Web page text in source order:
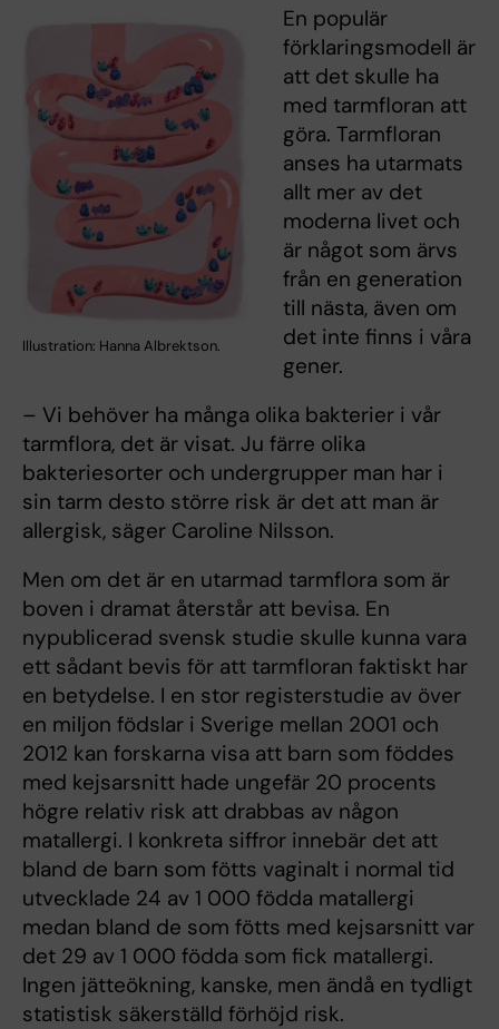
Illustration: Hanna Albrektson.
En populär
förklaringsmodell är
att det skulle ha
med tarmfloran att
göra. Tarmfloran
anses ha utarmats
allt mer av det
moderna livet och
är något som ärvs
från en generation
till nästa, även om
det inte finns i våra
gener.
– Vi behöver ha många olika bakterier i vår
tarmflora, det är visat. Ju färre olika
bakteriesorter och undergrupper man har i
sin tarm desto större risk är det att man är
allergisk, säger Caroline Nilsson.
Men om det är en utarmad tarmflora som är
boven i dramat återstår att bevisa. En
nypublicerad svensk studie skulle kunna vara
ett sådant bevis för att tarmfloran faktiskt har
en betydelse. I en stor registerstudie av över
en miljon födslar i Sverige mellan 2001 och
2012 kan forskarna visa att barn som föddes
med kejsarsnitt hade ungefär 20 procents
högre relativ risk att drabbas av någon
matallergi. I konkreta siffror innebär det att
bland de barn som fötts vaginalt i normal tid
utvecklade 24 av 1 000 födda matallergi
medan bland de som fötts med kejsarsnitt var
det 29 av 1 000 födda som fick matallergi.
Ingen jätteökning, kanske, men ändå en tydligt
statistisk säkerställd förhöjd risk.